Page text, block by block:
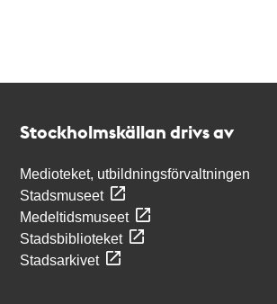
Stockholmskällan drivs av
Medioteket, utbildningsförvaltningen
Stadsmuseet
Medeltidsmuseet
Stadsbiblioteket
Stadsarkivet